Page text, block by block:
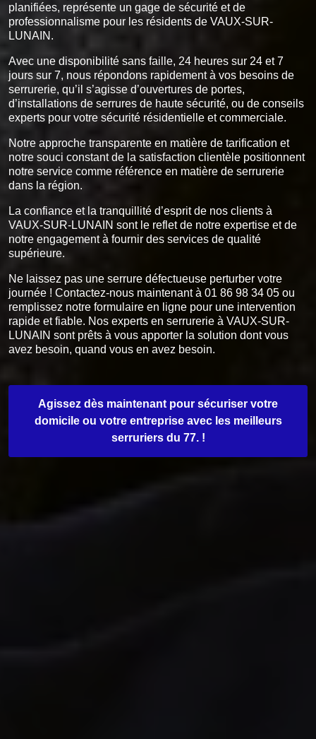
planifiées, représente un gage de sécurité et de
professionnalisme pour les résidents de VAUX-SUR-
LUNAIN.
Avec une disponibilité sans faille, 24 heures sur 24 et 7
jours sur 7, nous répondons rapidement à vos besoins de
serrurerie, qu’il s’agisse d’ouvertures de portes,
d’installations de serrures de haute sécurité, ou de conseils
experts pour votre sécurité résidentielle et commerciale.
Notre approche transparente en matière de tarification et
notre souci constant de la satisfaction clientèle positionnent
notre service comme référence en matière de serrurerie
dans la région.
La confiance et la tranquillité d’esprit de nos clients à
VAUX-SUR-LUNAIN sont le reflet de notre expertise et de
notre engagement à fournir des services de qualité
supérieure.
Ne laissez pas une serrure défectueuse perturber votre
journée ! Contactez-nous maintenant à 01 86 98 34 05 ou
remplissez notre formulaire en ligne pour une intervention
rapide et fiable. Nos experts en serrurerie à VAUX-SUR-
LUNAIN sont prêts à vous apporter la solution dont vous
avez besoin, quand vous en avez besoin.
Agissez dès maintenant pour sécuriser votre
domicile ou votre entreprise avec les meilleurs
serruriers du 77. !